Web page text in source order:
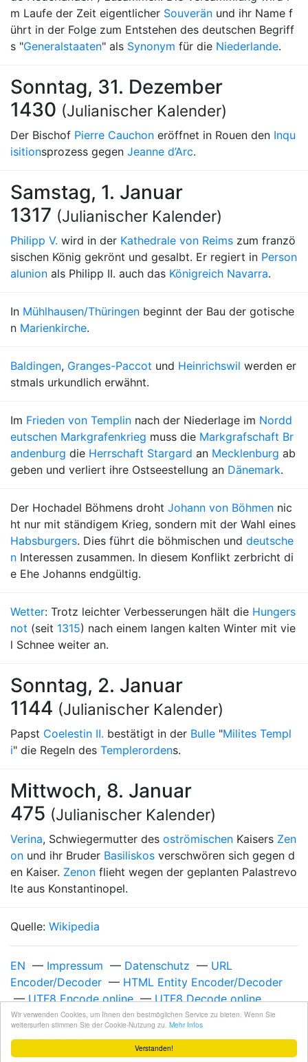
Verstanden!
Wir verwenden Cookies, um Ihnen den bestmöglichen Service zu bieten. Wenn Sie
weitersurfen stimmen Sie der Cookie-Nutzung zu. Mehr Infos
m Laufe der Zeit eigentlicher Souverän und ihr Name f
ührt in der Folge zum Entstehen des deutschen Begriff
s "Generalstaaten" als Synonym für die Niederlande.
Sonntag, 31. Dezember
1430 (Julianischer Kalender)
Der Bischof Pierre Cauchon eröffnet in Rouen den Inqu
isitionsprozess gegen Jeanne d’Arc.
Samstag, 1. Januar
1317 (Julianischer Kalender)
Philipp V. wird in der Kathedrale von Reims zum franzö
sischen König gekrönt und gesalbt. Er regiert in Person
alunion als Philipp II. auch das Königreich Navarra.
In Mühlhausen/Thüringen beginnt der Bau der gotische
n Marienkirche.
Baldingen, Granges-Paccot und Heinrichswil werden er
stmals urkundlich erwähnt.
Im Frieden von Templin nach der Niederlage im Nordd
eutschen Markgrafenkrieg muss die Markgrafschaft Br
andenburg die Herrschaft Stargard an Mecklenburg ab
geben und verliert ihre Ostseestellung an Dänemark.
Der Hochadel Böhmens droht Johann von Böhmen nic
ht nur mit ständigem Krieg, sondern mit der Wahl eines
Habsburgers. Dies führt die böhmischen und deutsche
n Interessen zusammen. In diesem Konflikt zerbricht di
e Ehe Johanns endgültig.
Wetter: Trotz leichter Verbesserungen hält die Hungers
not (seit 1315) nach einem langen kalten Winter mit vie
l Schnee weiter an.
Sonntag, 2. Januar
1144 (Julianischer Kalender)
Papst Coelestin II. bestätigt in der Bulle "Milites Templ
i" die Regeln des Templerordens.
Mittwoch, 8. Januar
475 (Julianischer Kalender)
Verina, Schwiegermutter des oströmischen Kaisers Zen
on und ihr Bruder Basiliskos verschwören sich gegen d
en Kaiser. Zenon flieht wegen der geplanten Palastrevo
lte aus Konstantinopel.
Quelle: Wikipedia
EN — Impressum — Datenschutz — URL
Encoder/Decoder — HTML Entity Encoder/Decoder
—UTF8 Encode online—UTF8 Decode online
Unixzeit 1767916800 —Freitag, 9. Januar 2026 um
00:00:00 UTC